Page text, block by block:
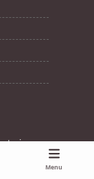
e
riunisce
Italia. Il
Menu